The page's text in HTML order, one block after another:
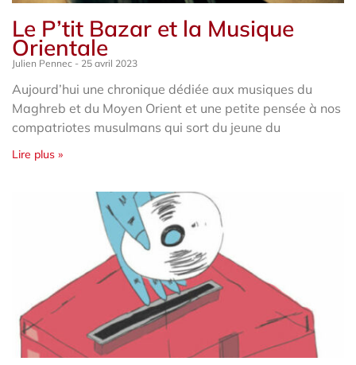
Le P’tit Bazar et la Musique
Orientale
Julien Pennec 25 avril 2023
Aujourd’hui une chronique dédiée aux musiques du
Maghreb et du Moyen Orient et une petite pensée à nos
compatriotes musulmans qui sort du jeune du
Lire plus »